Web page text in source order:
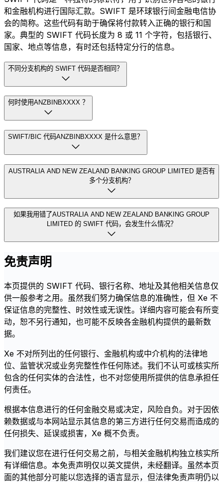
和金融机构进行国际汇款。SWIFT 是环球银行间金融电信协
会的简称。这些代码有助于确保将付款转入正确的银行和国
家。典型的 SWIFT 代码长度为 8 或 11 个字符，包括银行、
国家、地点等信息，有时还包括特定分行的信息。
不同分支机构的 SWIFT 代码是否相同？
何时使用ANZBINBXXXX ？
SWIFT/BIC 代码ANZBINBXXXX 是什么意思？
AUSTRALIA AND NEW ZEALAND BANKING GROUP LIMITED 是否有
多个分支机构？
如果我用错了AUSTRALIA AND NEW ZEALAND BANKING GROUP
LIMITED 的 SWIFT 代码，会发生什么情况？
免责声明
本页提供的 SWIFT 代码、银行名称、地址及其他相关信息仅
供一般参考之用。虽然我们努力确保信息的准确性，但 Xe 不
保证信息的完整性、时效性或无误性。详细内容可能会有所变
动，恕不另行通知，也可能不反映各金融机构提供的最新数
据。
Xe 不对所列出的任何银行、金融机构或中介机构的法律地
位、监管状况或业务完整性作任何陈述。我们不认可或核实所
包含的任何实体的合法性，也不对您使用所提供的信息承担任
何责任。
根据本信息进行的任何金融交易或决定，风险自负。对于因依
赖数据或与本网站显示其信息的第三方进行任何交易而造成的
任何损失、延误或损害，Xe 概不负责。
我们建议您在进行任何交易之前，与相关金融机构独立核实所
有详细信息。本免责声明仅以英文提供，未经翻译。虽然本页
面的其他部分可能以您选择的语言显示，但法律免责声明仍以